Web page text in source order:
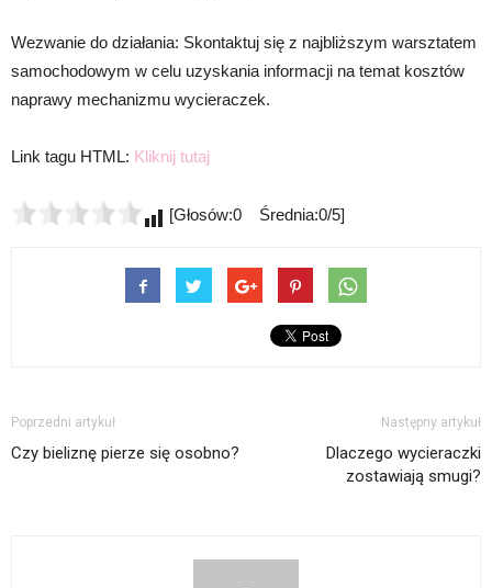
Wezwanie do działania: Skontaktuj się z najbliższym warsztatem
samochodowym w celu uzyskania informacji na temat kosztów
naprawy mechanizmu wycieraczek.
Link tagu HTML: Kliknij tutaj
[Głosów:0 Średnia:0/5]
Poprzedni artykuł
Czy bieliznę pierze się osobno?
Następny artykuł
Dlaczego wycieraczki
zostawiają smugi?